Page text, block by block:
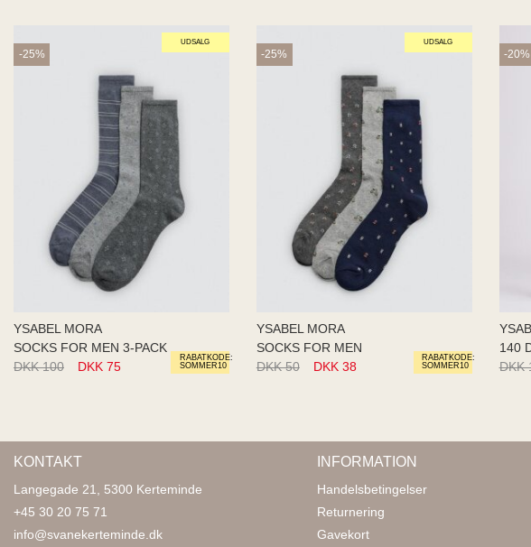
UDSALG
RABATKODE:
SOMMER10
-25%
YSABEL MORA
SOCKS FOR MEN 3-PACK
DKK 100
DKK 75
UDSALG
RABATKODE:
SOMMER10
-25%
YSABEL MORA
SOCKS FOR MEN
DKK 50
DKK 38
-20%
140
DKK
KONTAKT
Langegade 21, 5300 Kerteminde
+45 30 20 75 71
info@svanekerteminde.dk
INFORMATION
Handelsbetingelser
Returnering
Gavekort